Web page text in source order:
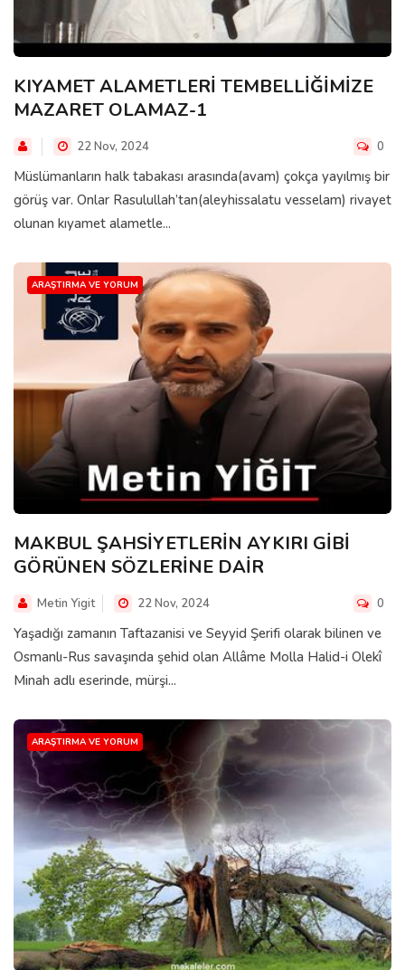
KIYAMET ALAMETLERİ TEMBELLİĞİMİZE
MAZARET OLAMAZ-1
22 Nov, 2024 0
Müslümanların halk tabakası arasında(avam) çokça yayılmış bir
görüş var. Onlar Rasulullah’tan(aleyhissalatu vesselam) rivayet
olunan kıyamet alametle...
ARAŞTIRMA VE YORUM
MAKBUL ŞAHSİYETLERİN AYKIRI GİBİ
GÖRÜNEN SÖZLERİNE DAİR
Metin Yigit 22 Nov, 2024 0
Yaşadığı zamanın Taftazanisi ve Seyyid Şerifi olarak bilinen ve
Osmanlı-Rus savaşında şehid olan Allâme Molla Halid-i Olekî
Minah adlı eserinde, mürşi...
ARAŞTIRMA VE YORUM